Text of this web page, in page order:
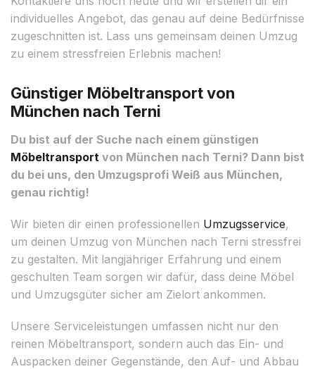
individuelles Angebot, das genau auf deine Bedürfnisse
zugeschnitten ist. Lass uns gemeinsam deinen Umzug
zu einem stressfreien Erlebnis machen!
Günstiger Möbeltransport von
München nach Terni
Du bist auf der Suche nach einem günstigen
Möbeltransport von München nach Terni? Dann bist
du bei uns, den Umzugsprofi Weiß aus München,
genau richtig!
Wir bieten dir einen professionellen Umzugsservice,
um deinen Umzug von München nach Terni stressfrei
zu gestalten. Mit langjähriger Erfahrung und einem
geschulten Team sorgen wir dafür, dass deine Möbel
und Umzugsgüter sicher am Zielort ankommen.
Unsere Serviceleistungen umfassen nicht nur den
reinen Möbeltransport, sondern auch das Ein- und
Auspacken deiner Gegenstände, den Auf- und Abbau